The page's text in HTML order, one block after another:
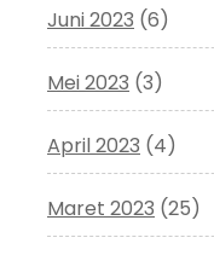
Juni 2023 (6)
Mei 2023 (3)
April 2023 (4)
Maret 2023 (25)